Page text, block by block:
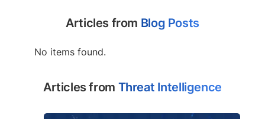
Articles from Blog Posts
No items found.
Articles from Threat Intelligence